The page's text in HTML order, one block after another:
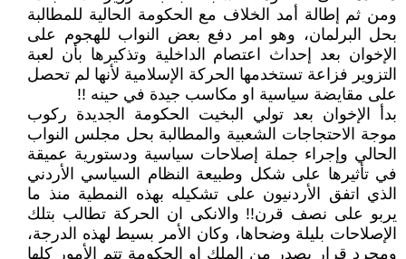
ومن ثم إطالة أمد الخلاف مع الحكومة الحالية للمطالبة
بحل البرلمان، وهو امر دفع بعض النواب للهجوم على
الإخوان بعد إحداث اعتصام الداخلية وتذكيرها بأن لعبة
التزوير فزاعة تستخدمها الحركة الإسلامية لأنها لم تحصل
على مقايضة سياسية او مكاسب جيدة في حينه !!
بدأ الإخوان بعد تولي البخيت الحكومة الجديدة ركوب
موجة الاحتجاجات الشعبية والمطالبة بحل مجلس النواب
الحالي وإجراء جملة إصلاحات سياسية ودستورية عميقة
في تأثيرها على شكل وطبيعة النظام السياسي الأردني
الذي اتفق الأردنيون على تشكيله بهذه النمطية منذ ما
يربو على نصف قرن!! والانكى ان الحركة تطالب بتلك
الإصلاحات بليلة وضحاها، وكان الأمر بسيط لهذه الدرجة،
ومجرد قرار يصدر من الملك او الحكومة تتم الأمور كلها